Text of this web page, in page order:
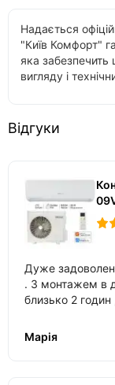
Надається
"Київ Комфорт"
яка забезпечить
вигляду і
Відгуки
Дуже
. З монтажем в даній фірмі , встановлення зайняло
близько 2 годин , також допомогли
Марія